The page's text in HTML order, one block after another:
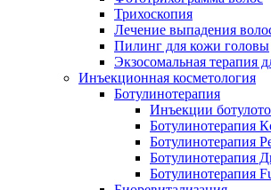
Трихоскопия
Лечение выпадения
Пилинг для кожи головы
Экзосомальная терапия
Инъекционная косметология
Ботулинотерапия
Инъекции
Ботулинотерапия
Ботулинотерапия
Ботулинотерапия
Ботулинотерапия